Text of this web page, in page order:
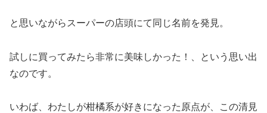
と思いながらスーパーの店頭にて同じ名前を発見。
試しに買ってみたら非常に美味しかった！、という思い出
なのです。
いわば、わたしが柑橘系が好きになった原点が、この清見